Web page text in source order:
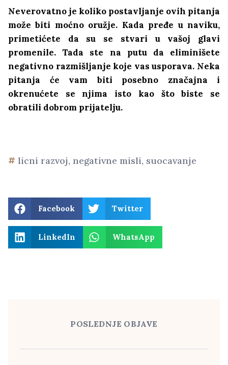
Neverovatno je koliko postavljanje ovih pitanja
može biti moćno oružje. Kada pređe u naviku,
primetićete da su se stvari u vašoj glavi
promenile. Tada ste na putu da eliminišete
negativno razmišljanje koje vas usporava. Neka
pitanja će vam biti posebno značajna i
okrenućete se njima isto kao što biste se
obratili dobrom prijatelju.
licni razvoj, negativne misli, suocavanje
Facebook Twitter
LinkedIn WhatsApp
POSLEDNJE OBJAVE